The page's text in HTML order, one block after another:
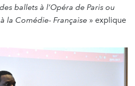
ballets à l’Opéra de Paris ou
la Comédie- Française » explique